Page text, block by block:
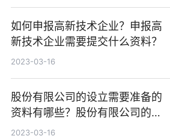
如何申报高新技术企业？申报高
新技术企业需要提交什么资料？
2023-03-16
股份有限公司的设立需要准备的
资料有哪些？股份有限公司的设
立法律依据是什么？
2023-03-16